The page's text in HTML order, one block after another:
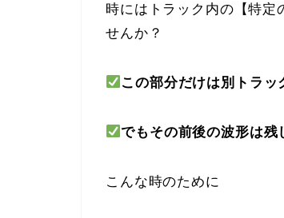
時にはトラック内の【特定
せんか？
この部分だけは別トラ
でもその前後の波形は残
こんな時のために